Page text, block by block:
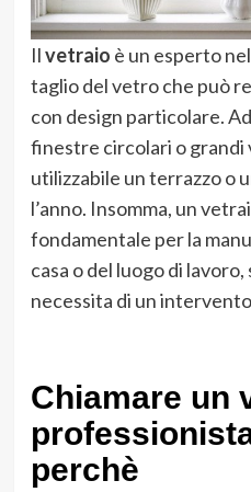
Ilvetraio è un esperto
taglio del vetro che può
con design particolare.
finestre circolari o grandi
utilizzabile un terrazzo o
l’anno. Insomma, un
fondamentale per la
casa o del luogo di
necessita di un
Chiamare un
perchè